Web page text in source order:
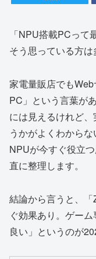
「NPU搭載PCって
そう思っている方は
家電量販店でも
PC」という言葉が
には見えるけれど
うかがよくわから
NPUが今すぐ役立
直に整理します。
結論から言うと、
ぐ効果あり。ゲー
良い」というのが